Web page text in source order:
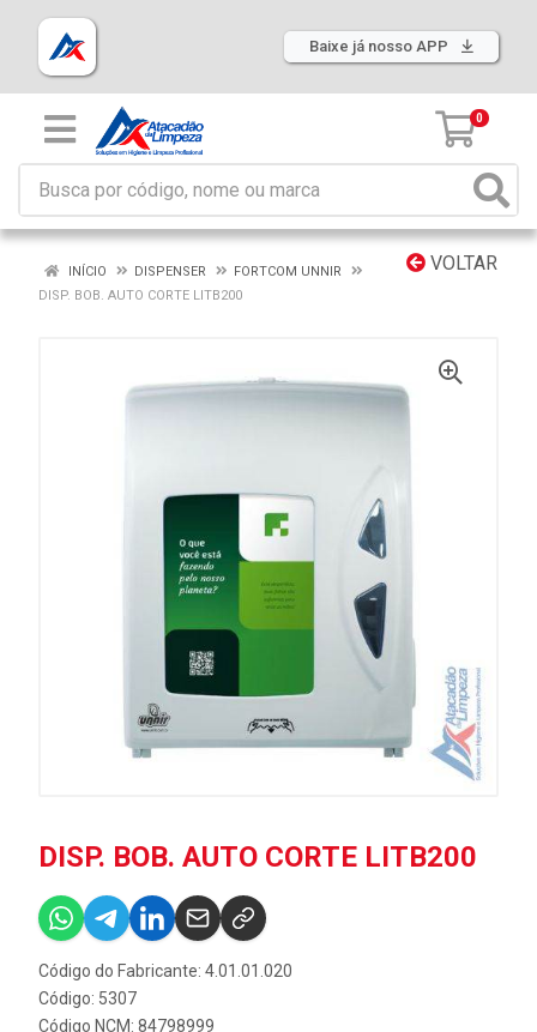
Baixe já nosso APP
0
VOLTAR
INÍCIO DISPENSER
FORTCOM UNNIR
DISP. BOB. AUTO CORTE LITB200
DISP. BOB. AUTO CORTE LITB200
Código do Fabricante: 4.01.01.020
Código: 5307
Código NCM: 84798999